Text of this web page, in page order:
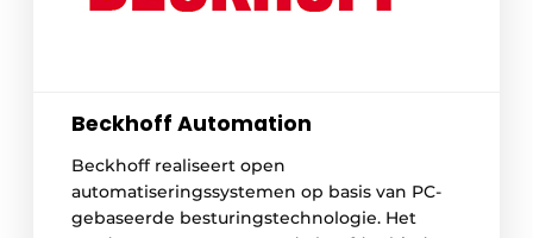
Beckhoff Automation
Beckhoff realiseert open
automatiseringssystemen op basis van PC-
gebaseerde besturingstechnologie. Het